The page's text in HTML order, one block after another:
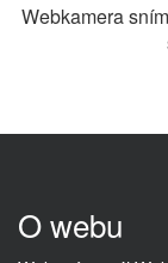
Webkamera
O webu